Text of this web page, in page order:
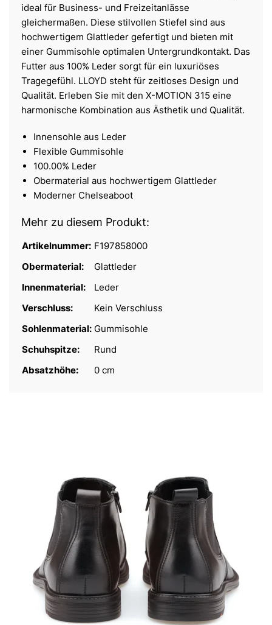
ideal für Business- und Freizeitanlässe
gleichermaßen. Diese stilvollen Stiefel sind aus
hochwertigem Glattleder gefertigt und bieten mit
einer Gummisohle optimalen Untergrundkontakt. Das
Futter aus 100% Leder sorgt für ein luxuriöses
Tragegefühl. LLOYD steht für zeitloses Design und
Qualität. Erleben Sie mit den X-MOTION 315 eine
harmonische Kombination aus Ästhetik und Qualität.
Innensohle aus Leder
Flexible Gummisohle
100.00% Leder
Obermaterial aus hochwertigem Glattleder
Moderner Chelseaboot
Mehr zu diesem Produkt:
Artikelnummer: F197858000
Obermaterial:
Glattleder
Innenmaterial:
Leder
Verschluss:
Kein Verschluss
Sohlenmaterial: Gummisohle
Schuhspitze:
Rund
Absatzhöhe:
0 cm